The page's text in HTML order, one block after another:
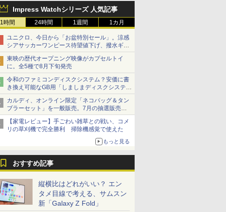
Impress Watchシリーズ 人気記事
1時間 24時間 1週間 1カ月
ユニクロ、今日から「お盆特別セール」。涼感
シアサッカーワンピース待望値下げ、撥水ギア
ショーツは1990円に
東映の歴代オープニング映像がカプセルトイ
に。全5種で8月下旬発売
令和のファミコンディスクシステム？安価に書
き換え可能なGB用「しましまディスクシステ
ム」
カルディ、オンライン限定「ネコバッグ＆タン
ブラーセット」を一般販売。7月の抽選販売の
当選無効分
【家電レビュー】手ごわい雑草との戦い、コメ
リの草刈機で完全勝利 掃除機感覚で使えた
もっと見る
おすすめ記事
縦横比はどれがいい？ エン
タメ目線で考える、サムスン
新「Galaxy Z Fold」